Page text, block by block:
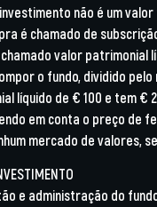
não é um
é chamado de
valor patrimonial
o fundo, dividido
líquido de € 100 e tem
em conta o preço de
mercado de valores,
e administração do